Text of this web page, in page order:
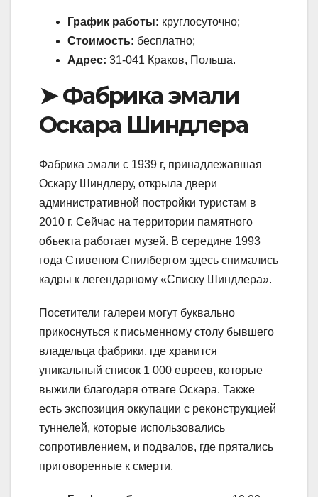
График работы: круглосуточно;
Стоимость: бесплатно;
Адрес: 31-041 Краков, Польша.
➤ Фабрика эмали
Оскара Шиндлера
Фабрика эмали с 1939 г, принадлежавшая
Оскару Шиндлеру, открыла двери
административной постройки туристам в
2010 г. Сейчас на территории памятного
объекта работает музей. В середине 1993
года Стивеном Спилбергом здесь снимались
кадры к легендарному «Списку Шиндлера».
Посетители галереи могут буквально
прикоснуться к письменному столу бывшего
владельца фабрики, где хранится
уникальный список 1 000 евреев, которые
выжили благодаря отваге Оскара. Также
есть экспозиция оккупации с реконструкцией
туннелей, которые использовались
сопротивлением, и подвалов, где прятались
приговоренные к смерти.